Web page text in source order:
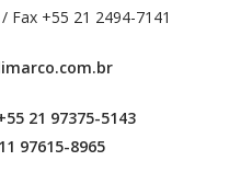
Fax +55 21 2494-7141
21 97375-5143
97615-8965